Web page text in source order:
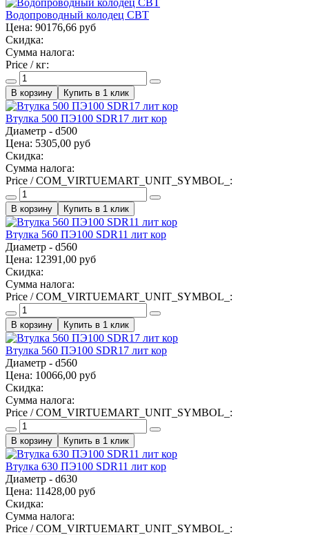
Водопроводный колодец СВТ
Цена: 90176,66 руб
Скидка:
Сумма налога:
Price / кг:
Купить в 1 клик
Втулка 500 ПЭ100 SDR17 лит кор
Диаметр - d500
Цена: 5305,00 руб
Скидка:
Сумма налога:
Price / COM_VIRTUEMART_UNIT_SYMBOL_:
Купить в 1 клик
Втулка 560 ПЭ100 SDR11 лит кор
Диаметр - d560
Цена: 12391,00 руб
Скидка:
Сумма налога:
Price / COM_VIRTUEMART_UNIT_SYMBOL_:
Купить в 1 клик
Втулка 560 ПЭ100 SDR17 лит кор
Диаметр - d560
Цена: 10066,00 руб
Скидка:
Сумма налога:
Price / COM_VIRTUEMART_UNIT_SYMBOL_:
Купить в 1 клик
Втулка 630 ПЭ100 SDR11 лит кор
Диаметр - d630
Цена: 11428,00 руб
Скидка:
Сумма налога:
Price / COM_VIRTUEMART_UNIT_SYMBOL_: